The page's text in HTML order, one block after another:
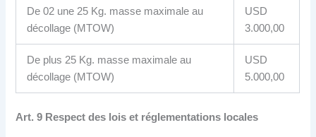
De 02 une 25 Kg. masse maximale au
décollage (MTOW)
USD
3.000,00
De plus 25 Kg. masse maximale au
décollage (MTOW)
USD
5.000,00
Art. 9 Respect des lois et réglementations locales